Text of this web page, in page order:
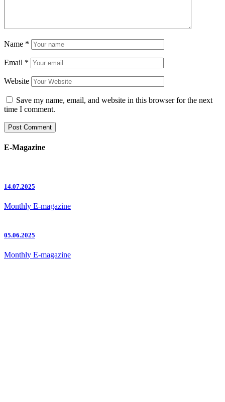
Name *
Email *
Website
Save my name, email, and website in this browser for the next
time I comment.
E-Magazine
14.07.2025
Monthly E-magazine
05.06.2025
Monthly E-magazine